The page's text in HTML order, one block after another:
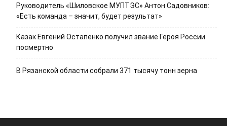
Руководитель «Шиловское МУПТЭС» Антон Садовников:
«Есть команда – значит, будет результат»
Казак Евгений Остапенко получил звание Героя России
посмертно
В Рязанской области собрали 371 тысячу тонн зерна